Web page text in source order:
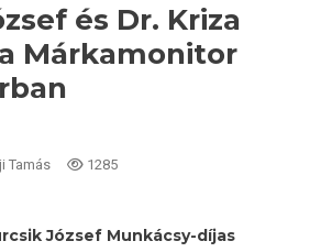
és Dr. Kriza
Márkamonitor
Tamás 1285
József Munkácsy-díjas